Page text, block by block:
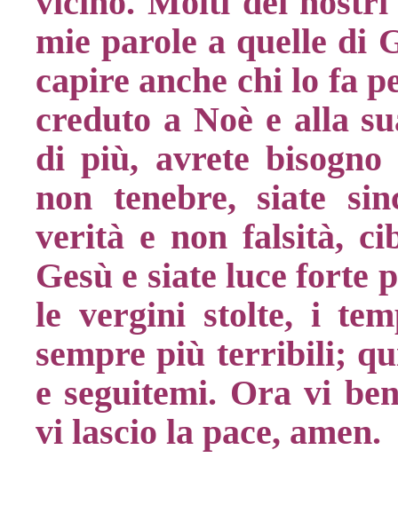
mie parole a quelle di
capire anche chi lo fa
creduto a Noè e alla
di più, avrete bisogno
non tenebre, siate
verità e non falsità,
Gesù e siate luce forte
le vergini stolte, i
sempre più terribili;
e seguitemi. Ora vi
vi lascio la pace, amen.